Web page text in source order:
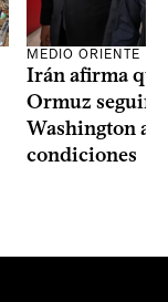
MEDIO ORIENTE
Irán afirma
Ormuz seguirá
Washington
condiciones